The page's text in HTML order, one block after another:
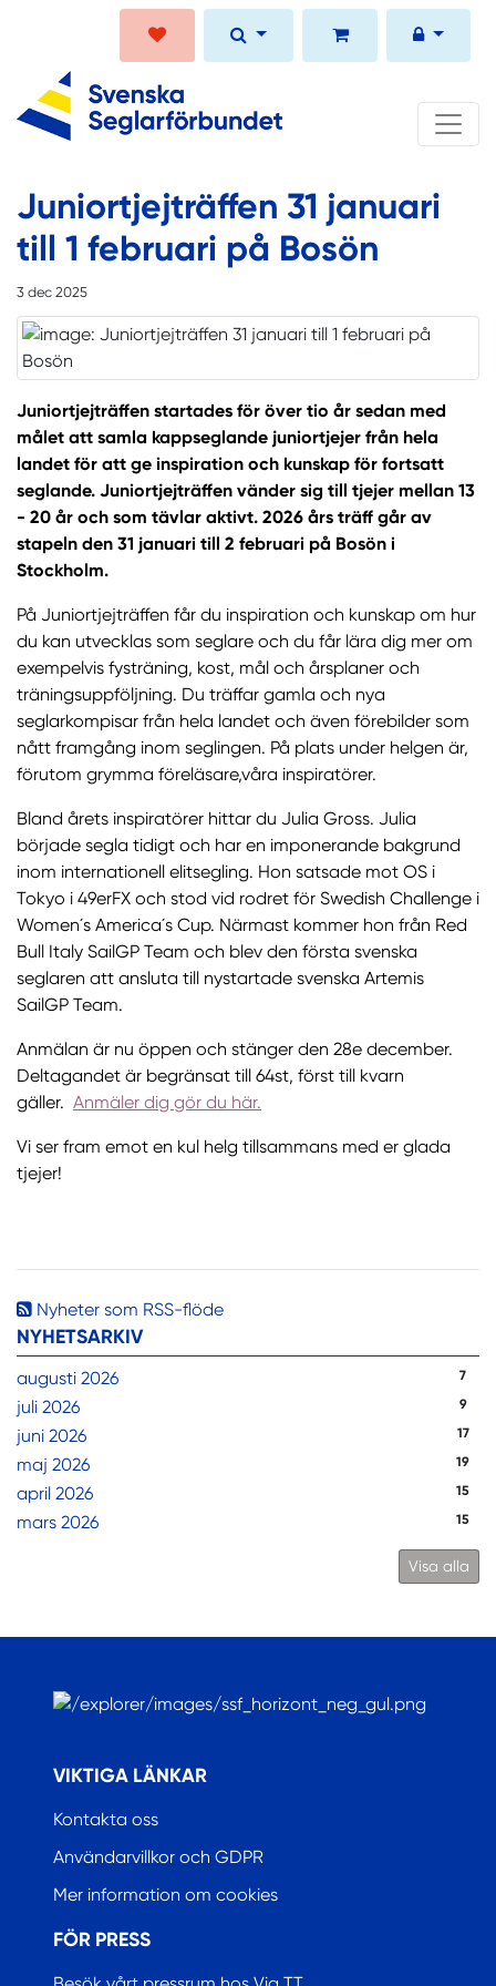
Nyheter som RSS-flöde
NYHETSARKIV
augusti 2026 7
juli 2026 9
juni 2026 17
maj 2026 19
april 2026 15
mars 2026 15
Visa alla
Juniortjejträffen 31 januari
till 1 februari på Bosön
3 dec 2025
Juniortjejträffen startades för över tio år sedan med
målet att samla kappseglande juniortjejer från hela
landet för att ge inspiration och kunskap för fortsatt
seglande. Juniortjejträffen vänder sig till tjejer mellan 13
- 20 år och som tävlar aktivt. 2026 års träff går av
stapeln den 31 januari till 2 februari på Bosön i
Stockholm.
På Juniortjejträffen får du inspiration och kunskap om hur
du kan utvecklas som seglare och du får lära dig mer om
exempelvis fysträning, kost, mål och årsplaner och
träningsuppföljning. Du träffar gamla och nya
seglarkompisar från hela landet och även förebilder som
nått framgång inom seglingen. På plats under helgen är,
förutom grymma föreläsare,våra inspiratörer.
Bland årets inspiratörer hittar du Julia Gross. Julia
började segla tidigt och har en imponerande bakgrund
inom internationell elitsegling. Hon satsade mot OS i
Tokyo i 49erFX och stod vid rodret för Swedish Challenge i
Women´s America´s Cup. Närmast kommer hon från Red
Bull Italy SailGP Team och blev den första svenska
seglaren att ansluta till nystartade svenska Artemis
SailGP Team.
Anmälan är nu öppen och stänger den 28e december.
Deltagandet är begränsat till 64st, först till kvarn
gäller. Anmäler dig gör du här.
Vi ser fram emot en kul helg tillsammans med er glada
tjejer!
VIKTIGA LÄNKAR
Kontakta oss
Användarvillkor och GDPR
Mer information om cookies
FÖR PRESS